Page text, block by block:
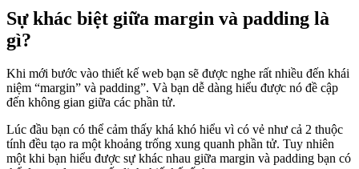
Sự khác biệt giữa margin và padding là
gì?
Khi mới bước vào thiết kế web bạn sẽ được nghe rất nhiều đến khái
niệm “margin” và padding”. Và bạn dễ dàng hiểu được nó đề cập
đến không gian giữa các phần tử.
Lúc đầu bạn có thể cảm thấy khá khó hiểu vì có vẻ như cả 2 thuộc
tính đều tạo ra một khoảng trống xung quanh phần tử. Tuy nhiên
một khi bạn hiểu được sự khác nhau giữa margin và padding bạn có